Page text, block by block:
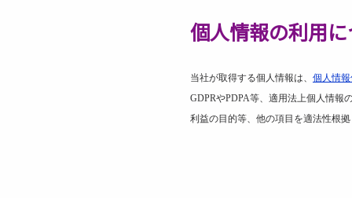
個人情報の利用
当社が取得する個人情報は、 個人情
GDPRやPDPA等、適用法上個人情報
利益の目的等、他の項目を適法性根